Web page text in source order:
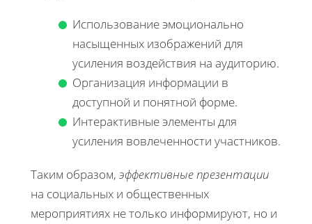
Использование эмоционально
насыщенных изображений для
усиления воздействия на аудиторию.
Организация информации в
доступной и понятной форме.
Интерактивные элементы для
усиления вовлеченности участников.
Таким образом, эффективные презентации
на социальных и общественных
мероприятиях не только информируют, но и